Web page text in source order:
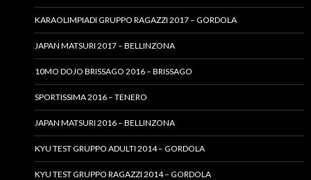
KARAOLIMPIADI GRUPPO RAGAZZI 2017 – GORDOLA
JAPAN MATSURI 2017 – BELLINZONA
10MO DOJO BRISSAGO 2016 – BRISSAGO
SPORTISSIMA 2016 – TENERO
JAPAN MATSURI 2016 – BELLINZONA
KYU TEST GRUPPO ADULTI 2014 – GORDOLA
KYU TEST GRUPPO RAGAZZI 2014 – GORDOLA